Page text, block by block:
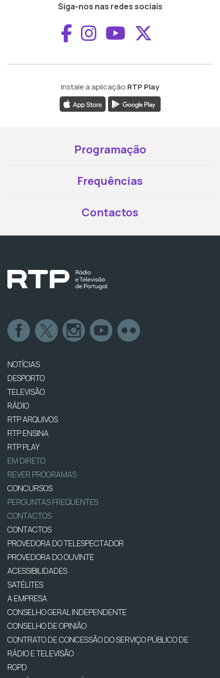
Siga-nos nas redes sociais
Aceder ao
Aceder ao
Aceder ao
Instale a aplicação RTP Play
Programação
Frequências
Contactos
NOTÍCIAS
DESPORTO
TELEVISÃO
RÁDIO
RTP ARQUIVOS
RTP ENSINA
RTP PLAY
EM DIRETO
REVER PROGRAMAS
CONCURSOS
PERGUNTAS FREQUENTES
CONTACTOS
CONTACTOS
PROVEDORA DO TELESPECTADOR
PROVEDORA DO OUVINTE
ACESSIBILIDADES
SATÉLITES
A EMPRESA
CONSELHO GERAL INDEPENDENTE
CONSELHO DE OPINIÃO
CONTRATO DE CONCESSÃO DO SERVIÇO PÚBLICO DE
RÁDIO E TELEVISÃO
RGPD